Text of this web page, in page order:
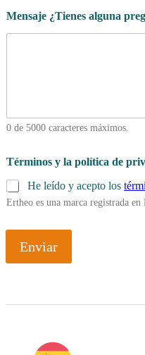
Mensaje ¿Tienes alguna
0 de 5000 caracteres máximos.
Términos y la política de
He leído y acepto los
Ertheo es una marca registrada
Enviar